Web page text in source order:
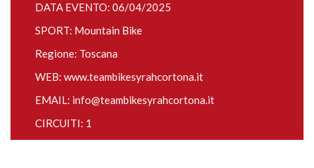
DATA EVENTO: 06/04/2025
SPORT: Mountain Bike
Regione: Toscana
WEB: www.teambikesyrahcortona.it
EMAIL: info@teambikesyrahcortona.it
CIRCUITI: 1